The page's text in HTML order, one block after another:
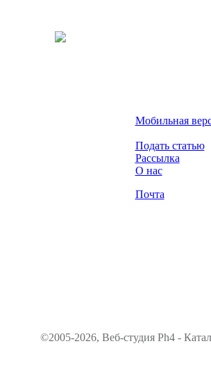
Мобильная
Подать статью
Рассылка
О нас
Почта
©2005-2026, Веб-студия Ph4 -